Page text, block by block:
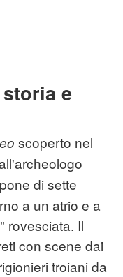
e
scoperto nel
di sette
a un atrio e a
rovesciata. Il
con scene dai
troiani da